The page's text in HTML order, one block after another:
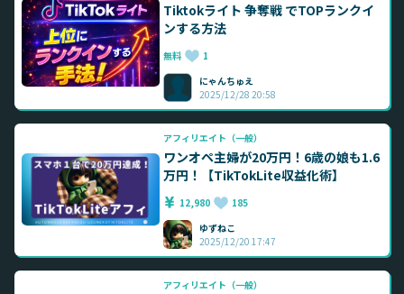
Tiktokライト 争奪戦 でTOPランクイ
ンする方法
無料
1
にゃんちゅえ
2025/12/28 20:58
アフィリエイト（一般）
ワンオペ主婦が20万円！6歳の娘も1.6
万円！【TikTokLite収益化術】
12,980
185
ゆずねこ
2025/12/20 17:47
アフィリエイト（一般）